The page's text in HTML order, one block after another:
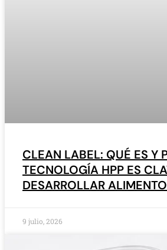
CLEAN LABEL: QUÉ ES Y
TECNOLOGÍA HPP ES
DESARROLLAR
9 julio, 2026